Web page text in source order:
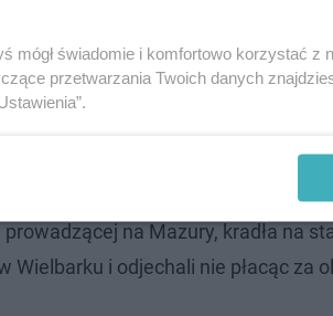
trzeźwości „wydmuchał” ponad 3
38-latek niespełna 0,5 promila.
imprezę? [DATA]
na Mazury, kradła na
i odjechali nie płacąc za
mógł świadomie i komfortowo korzystać z
przetwarzania Twoich danych